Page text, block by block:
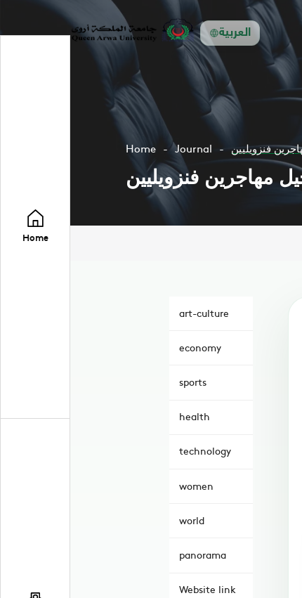
العربية
Home
Home Journal فنزويليين
مهاجرين فنزويليين
art-culture
economy
sports
health
technology
women
world
panorama
Website link